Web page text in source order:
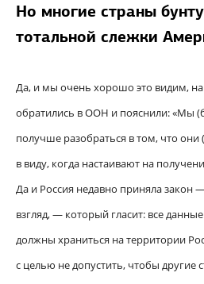
Но многие страны
тотальной слежки
Да, и мы очень хорошо это видим,
обратились в ООН и пояснили: «Мы
получше разобраться в том, что
в виду, когда настаивают на
Да и Россия недавно приняла закон
взгляд, — который гласит: все
должны храниться на территории
с целью не допустить, чтобы другие